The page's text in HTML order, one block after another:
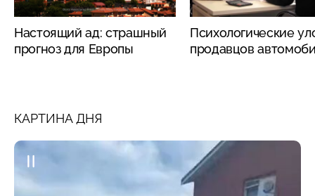
Настоящий ад: страшный
прогноз для Европы
Психологические
продавцов
КАРТИНА ДНЯ